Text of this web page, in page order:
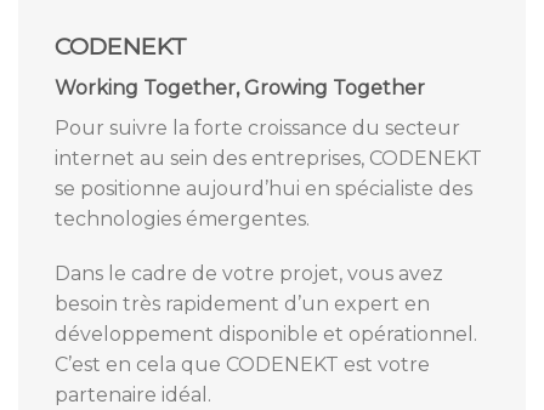
CODENEKT
Working Together, Growing Together
Pour suivre la forte croissance du secteur
internet au sein des entreprises, CODENEKT
se positionne aujourd’hui en spécialiste des
technologies émergentes.
Dans le cadre de votre projet, vous avez
besoin très rapidement d’un expert en
développement disponible et opérationnel.
C’est en cela que CODENEKT est votre
partenaire idéal.